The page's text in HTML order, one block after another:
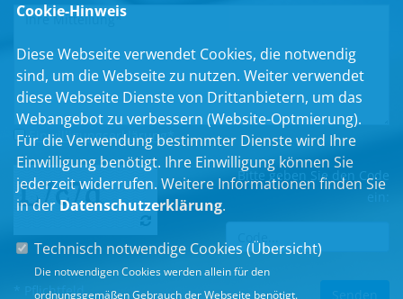
Einwilligungserklärung*
Bitte geben Sie den Code
* Pflichtfeld
Cookie-Hinweis
Diese Webseite verwendet Cookies, die notwendig
sind, um die Webseite zu nutzen. Weiter verwendet
diese Webseite Dienste von Drittanbietern, um das
Webangebot zu verbessern (Website-Optmierung).
Für die Verwendung bestimmter Dienste wird Ihre
Einwilligung benötigt. Ihre Einwilligung können Sie
jederzeit widerrufen. Weitere Informationen finden Sie
in der Datenschutzerklärung.
Technisch notwendige Cookies (Übersicht)
Die notwendigen Cookies werden allein für den
ordnungsgemäßen Gebrauch der Webseite benötigt.